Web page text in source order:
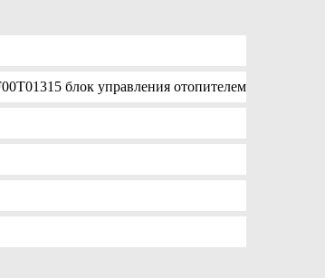
блок управления отопителем